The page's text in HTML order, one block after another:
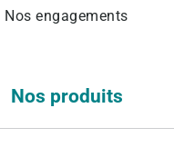
Nos engagements
Nos produits